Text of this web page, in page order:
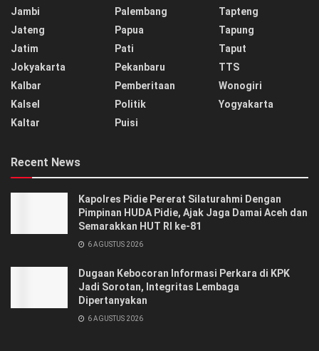
Jambi
Jateng
Jatim
Jokyakarta
Kalbar
Kalsel
Kaltar
Palembang
Papua
Pati
Pekanbaru
Pemberitaan
Politik
Puisi
Tapteng
Tapung
Taput
TTS
Wonogiri
Yogyakarta
Recent News
‎‎Kapolres Pidie Pererat Silaturahmi Dengan
Pimpinan HUDA Pidie, Ajak Jaga Damai Aceh dan
Semarakkan HUT RI ke-81
6 AGUSTUS 2026
Dugaan Kebocoran Informasi Perkara di KPK
Jadi Sorotan, Integritas Lembaga
Dipertanyakan
6 AGUSTUS 2026